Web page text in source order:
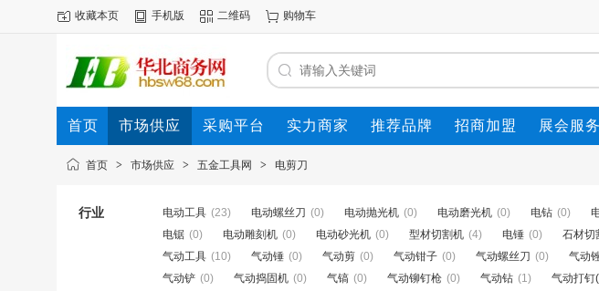
收藏本页 手机版 二维码 购物车
首页 市场供应 采购平台 实力商家 推荐品牌 招商加盟 展会服务
首页 > 市场供应 > 五金工具网 > 电剪刀
行业 电动工具 (23) 电动螺丝刀 (0) 电动抛光机 (0) 电动磨光机 (0) 电钻 (0)
电锯 (0) 电动雕刻机 (0) 电动砂光机 (0) 型材切割机 (4) 电锤 (0) 石材切
气动工具 (10) 气动锤 (0) 气动剪 (0) 气动钳子 (0) 气动螺丝刀 (0) 气动
气动铲 (0) 气动捣固机 (0) 气镐 (0) 气动铆钉枪 (0) 气动钻 (1) 气动打钉